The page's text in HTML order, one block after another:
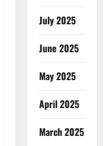
July 2025
June 2025
May 2025
April 2025
March 2025